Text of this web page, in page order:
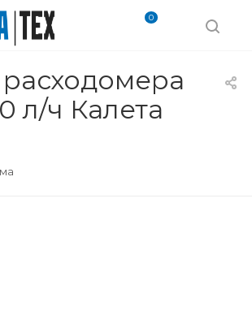
0
л/ч Калета